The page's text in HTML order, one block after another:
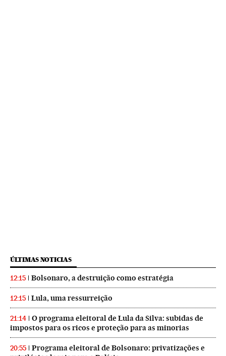
ÚLTIMAS NOTICIAS
12:15 Bolsonaro, a destruição como estratégia
12:15 Lula, uma ressurreição
21:14
O programa eleitoral de Lula da Silva: subidas de
impostos para os ricos e proteção para as minorias
20:55
Programa eleitoral de Bolsonaro: privatizações e